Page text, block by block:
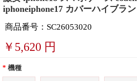
iphoneiphone17 カバーハイブラ
商品番号：SC26053020
￥ 5,620 円
* 機種